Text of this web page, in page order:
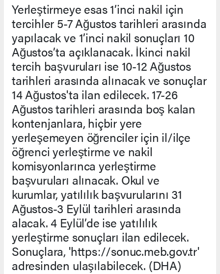
Yerleştirmeye esas 1’inci nakil için
tercihler 5-7 Ağustos tarihleri arasında
yapılacak ve 1’inci nakil sonuçları 10
Ağustos’ta açıklanacak. İkinci nakil
tercih başvuruları ise 10-12 Ağustos
tarihleri arasında alınacak ve sonuçlar
14 Ağustos'ta ilan edilecek. 17-26
Ağustos tarihleri arasında boş kalan
kontenjanlara, hiçbir yere
yerleşemeyen öğrenciler için il/ilçe
öğrenci yerleştirme ve nakil
komisyonlarınca yerleştirme
başvuruları alınacak. Okul ve
kurumlar, yatılılık başvurularını 31
Ağustos-3 Eylül tarihleri arasında
alacak. 4 Eylül’de ise yatılılık
yerleştirme sonuçları ilan edilecek.
Sonuçlara, 'https://sonuc.meb.gov.tr'
adresinden ulaşılabilecek. (DHA)